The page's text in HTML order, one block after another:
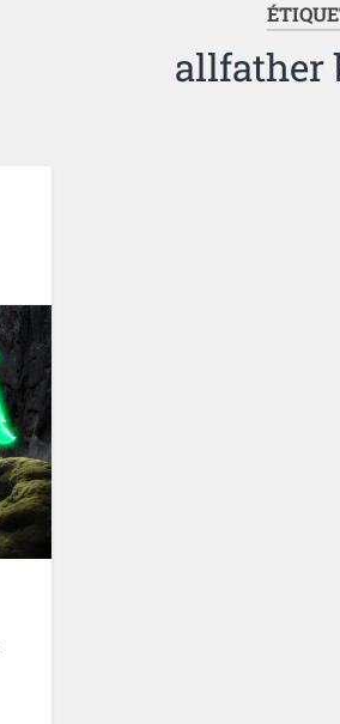
allfather